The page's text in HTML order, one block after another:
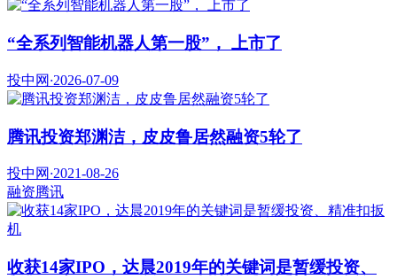
“全系列智能机器人第一股”， 上市了
投中网 ·2026-07-09
腾讯投资郑渊洁，皮皮鲁居然融资5轮了
投中网 ·2021-08-26
融资腾讯
收获14家IPO，达晨2019年的关键词是暂缓投资、